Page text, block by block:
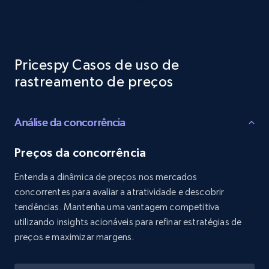
URL, Product id, Listing inventory id, Title, Rating,
price, and more.
1.9K+ 322+ Comece agora
Amazon products search
Pricespy Casos de uso de
rastreamento de preços
Análise da concorrência
Preços da concorrência
Entenda a dinâmica de preços nos mercados
concorrentes para avaliar a atratividade e descobrir
tendências. Mantenha uma vantagem competitiva
utilizando insights acionáveis para refinar estratégias de
preços e maximizar margens.